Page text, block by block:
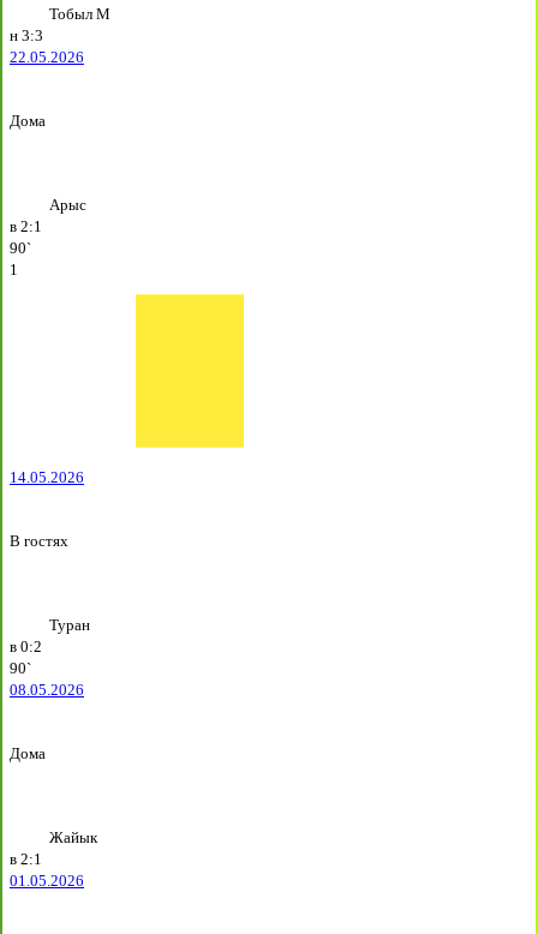
Тобыл М
н 3:3
22.05.2026
Дома
Арыс
в 2:1
90`
1
14.05.2026
В гостях
Туран
в 0:2
90`
08.05.2026
Дома
Жайык
в 2:1
01.05.2026